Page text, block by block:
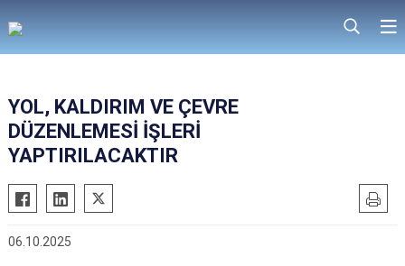
YOL, KALDIRIM VE ÇEVRE
DÜZENLEMESİ İŞLERİ
YAPTIRILACAKTIR
06.10.2025